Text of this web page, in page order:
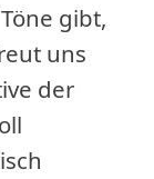
gibt,
uns
der